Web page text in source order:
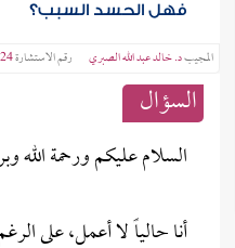
فهل الحسد السبب؟
المجيبد. خالد عبد الله الصبري رقم الاستشارة
السؤال
السلام عليكم ورحمة الله
أنا حالياً لا أعمل، على